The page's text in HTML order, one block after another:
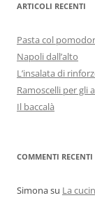
ARTICOLI RECENTI
Pasta col
Napoli dall’alto
L’insalata di
Ramoscelli per gli
Il baccalà
COMMENTI RECENTI
Simonasu La